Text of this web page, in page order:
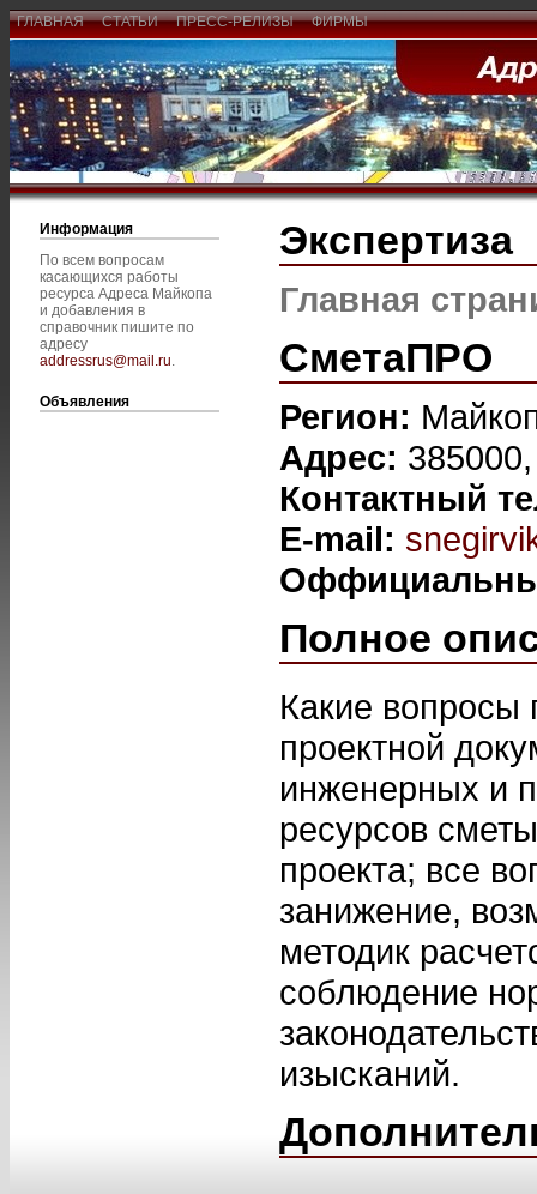
ГЛАВНАЯ СТАТЬИ ПРЕСС-РЕЛИЗЫ ФИРМЫ
Информация
По всем вопросам
касающихся работы
ресурса Адреса Майкопа
и добавления в
справочник пишите по
адресу
addressrus@mail.ru.
Объявления
Экспертиза
Главная
СметаПРО
Регион:
Адрес:
Контактный
E-mail:
Полное
Какие вопросы
проектной
инженерных и
ресурсов
проекта; все
занижение,
методик
соблюдение
изысканий.